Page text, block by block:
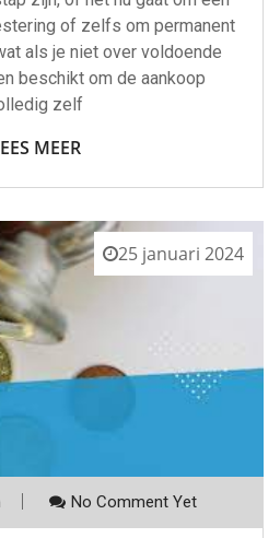
of zelfs om permanent
als je niet over voldoende
beschikt om de aankoop
zelf
MEER
25 januari 2024
No Comment Yet